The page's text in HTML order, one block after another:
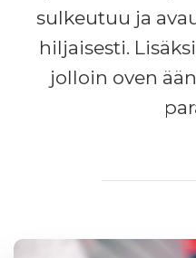
sulkeutuu ja
hiljaisesti.
jolloin oven